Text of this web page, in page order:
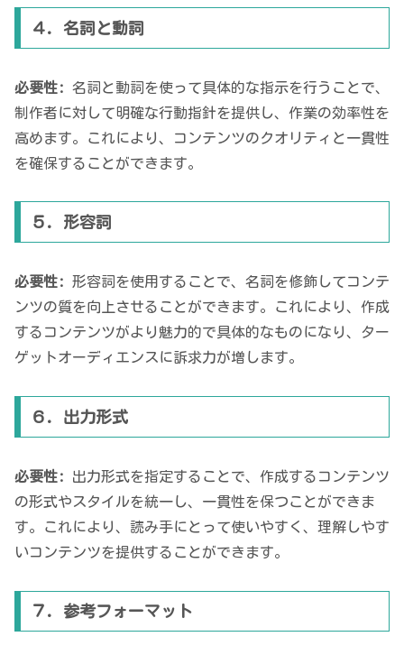
４. 名詞と動詞
必要性:
名詞と動詞を使って具体的な指示を行うことで、
制作者に対して明確な行動指針を提供し、作業の効率性を
高めます。これにより、コンテンツのクオリティと一貫性
を確保することができます。
５. 形容詞
必要性:
形容詞を使用することで、名詞を修飾してコンテ
ンツの質を向上させることができます。これにより、作成
するコンテンツがより魅力的で具体的なものになり、ター
ゲットオーディエンスに訴求力が増します。
６. 出力形式
必要性:
出力形式を指定することで、作成するコンテンツ
の形式やスタイルを統一し、一貫性を保つことができま
す。これにより、読み手にとって使いやすく、理解しやす
いコンテンツを提供することができます。
７. 参考フォーマット